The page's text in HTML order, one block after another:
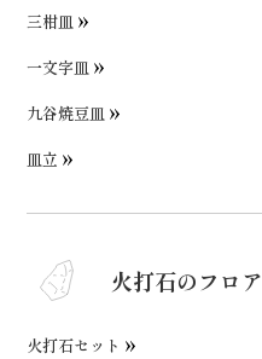
三柑皿
一文字皿
九谷焼豆皿
皿立
火打石のフロア
火打石セット